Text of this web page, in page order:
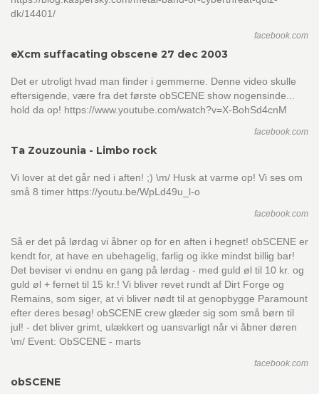
dk/14401/
facebook.com
eXcm suffacating obscene 27 dec 2003
Det er utroligt hvad man finder i gemmerne. Denne video skulle
eftersigende, være fra det første obSCENE show nogensinde...
hold da op! https://www.youtube.com/watch?v=X-BohSd4cnM
facebook.com
Ta Zouzounia - Limbo rock
Vi lover at det går ned i aften! ;) \m/ Husk at varme op! Vi ses om
små 8 timer https://youtu.be/WpLd49u_l-o
facebook.com
Så er det på lørdag vi åbner op for en aften i hegnet! obSCENE er
kendt for, at have en ubehagelig, farlig og ikke mindst billig bar!
Det beviser vi endnu en gang på lørdag - med guld øl til 10 kr. og
guld øl + fernet til 15 kr.! Vi bliver revet rundt af Dirt Forge og
Remains, som siger, at vi bliver nødt til at genopbygge Paramount
efter deres besøg! obSCENE crew glæder sig som små børn til
jul! - det bliver grimt, ulækkert og uansvarligt når vi åbner døren
\m/ Event: ObSCENE - marts
facebook.com
obSCENE